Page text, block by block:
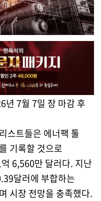
년 7월 7일 장 마감 후
스트들은 에너팩 툴
기록할 것으로
6,560만 달러다. 지난
달러에 부합하는
시장 전망을 충족했다.